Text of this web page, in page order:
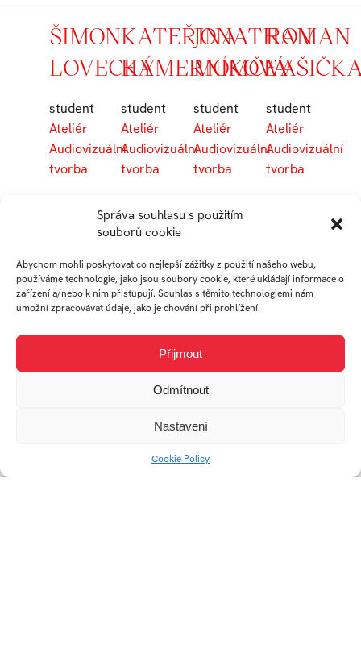
Správa souhlasu s použitím
souborů cookie
Abychom mohli poskytovat co nejlepší zážitky z použití našeho webu,
používáme technologie, jako jsou soubory cookie, které ukládají informace o
zařízení a/nebo k nim přistupují. Souhlas s těmito technologiemi nám
umožní zpracovávat údaje, jako je chování při prohlížení.
Přijmout
Odmítnout
Nastavení
Cookie Policy
ŠIMON
LOVECKÝ
student
Ateliér
Audiovizuální
tvorba
KATEŘINA
HAMERNÍKOVÁ
student
Ateliér
Audiovizuální
tvorba
JONATHAN
MOMČEV
student
Ateliér
Audiovizuální
tvorba
ROMAN
student
Ateliér
Audiovizuální
tvorba
TOMÁŠ
UHRIN
tvorba